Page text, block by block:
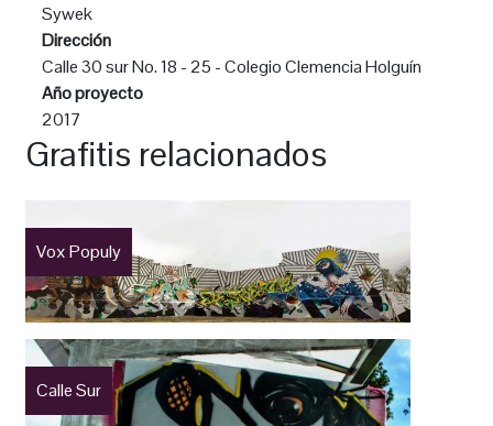
Sywek
Dirección
Calle 30 sur No. 18 - 25 - Colegio Clemencia Holguín
Año proyecto
2017
Grafitis relacionados
Vox Populy
Calle Sur